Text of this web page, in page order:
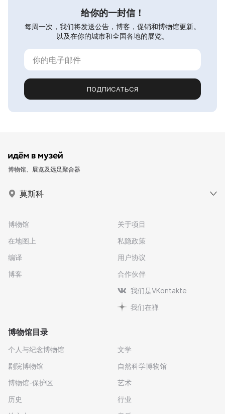
给你的一封信！
每周一次，我们将发送公告，博客，促销和博物馆更新。
以及在你的城市和全国各地的展览。
ПОДПИСАТЬСЯ
博物馆、展览及远足聚合器
莫斯科
博物馆
在地图上
编译
博客
关于项目
私隐政策
用户协议
合作伙伴
我们是VKontakte
我们在禅
博物馆目录
个人与纪念博物馆
剧院博物馆
博物馆-保护区
历史
文学
自然科学博物馆
艺术
行业